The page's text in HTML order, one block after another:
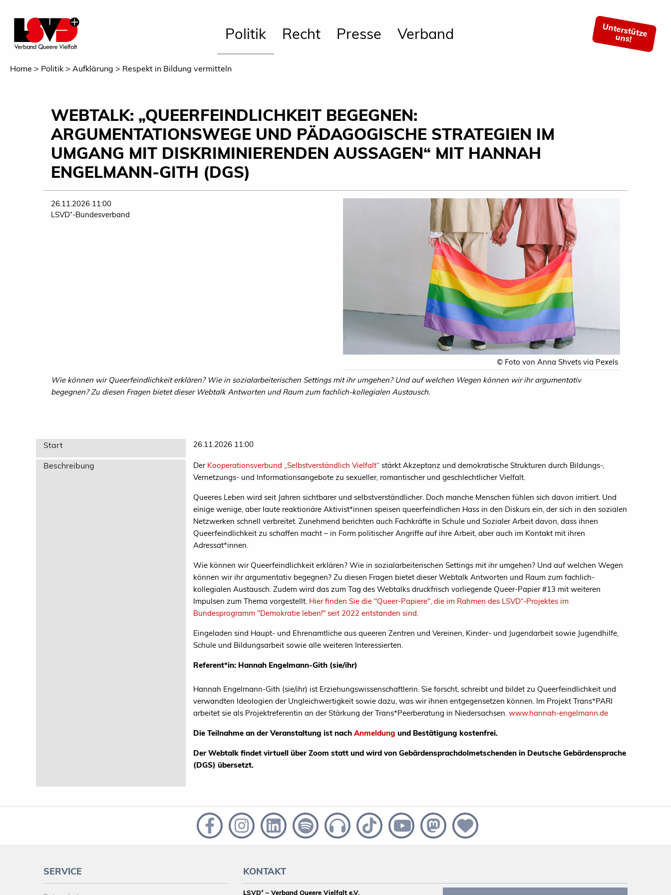
Politik Recht Presse Verband Unterstütze
uns!
Home Politik Aufklärung Respekt in Bildung vermitteln
WEBTALK: „QUEERFEINDLICHKEIT BEGEGNEN:
ARGUMENTATIONSWEGE UND PÄDAGOGISCHE STRATEGIEN IM
UMGANG MIT DISKRIMINIERENDEN AUSSAGEN“ MIT HANNAH
ENGELMANN-GITH (DGS)
26.11.2026 11:00
LSVD⁺-Bundesverband
© Foto von Anna Shvets via Pexels
Wie können wir Queerfeindlichkeit erklären? Wie in sozialarbeiterischen Settings mit ihr umgehen? Und auf welchen Wegen können wir ihr argumentativ
begegnen? Zu diesen Fragen bietet dieser Webtalk Antworten und Raum zum fachlich-kollegialen Austausch.
Start 26.11.2026 11:00
Beschreibung Der Kooperationsverbund „Selbstverständlich Vielfalt“ stärkt Akzeptanz und demokratische Strukturen durch Bildungs-,
Vernetzungs- und Informationsangebote zu sexueller, romantischer und geschlechtlicher Vielfalt.
Queeres Leben wird seit Jahren sichtbarer und selbstverständlicher. Doch manche Menschen fühlen sich davon irritiert. Und
einige wenige, aber laute reaktionäre Aktivist*innen speisen queerfeindlichen Hass in den Diskurs ein, der sich in den sozialen
Netzwerken schnell verbreitet. Zunehmend berichten auch Fachkräfte in Schule und Sozialer Arbeit davon, dass ihnen
Queerfeindlichkeit zu schaffen macht – in Form politischer Angriffe auf ihre Arbeit, aber auch im Kontakt mit ihren
Adressat*innen.
Wie können wir Queerfeindlichkeit erklären? Wie in sozialarbeiterischen Settings mit ihr umgehen? Und auf welchen Wegen
können wir ihr argumentativ begegnen? Zu diesen Fragen bietet dieser Webtalk Antworten und Raum zum fachlich-
kollegialen Austausch. Zudem wird das zum Tag des Webtalks druckfrisch vorliegende Queer-Papier #13 mit weiteren
Impulsen zum Thema vorgestellt. Hier finden Sie die "Queer-Papiere", die im Rahmen des LSVD⁺-Projektes im
Bundesprogramm "Demokratie leben!" seit 2022 entstanden sind.
Eingeladen sind Haupt- und Ehrenamtliche aus queeren Zentren und Vereinen, Kinder- und Jugendarbeit sowie Jugendhilfe,
Schule und Bildungsarbeit sowie alle weiteren Interessierten.
Referent*in: Hannah Engelmann-Gith (sie/ihr)
Hannah Engelmann-Gith (sie/ihr) ist Erziehungswissenschaftlerin. Sie forscht, schreibt und bildet zu Queerfeindlichkeit und
verwandten Ideologien der Ungleichwertigkeit sowie dazu, was wir ihnen entgegensetzen können. Im Projekt Trans*PARI
arbeitet sie als Projektreferentin an der Stärkung der Trans*Peerberatung in Niedersachsen. www.hannah-engelmann.de
Die Teilnahme an der Veranstaltung ist nach Anmeldung und Bestätigung kostenfrei.
Der Webtalk findet virtuell über Zoom statt und wird von Gebärdensprachdolmetschenden in Deutsche Gebärdensprache
(DGS) übersetzt.
SERVICE KONTAKT
LSVD⁺ – Verband Queere Vielfalt e.V.